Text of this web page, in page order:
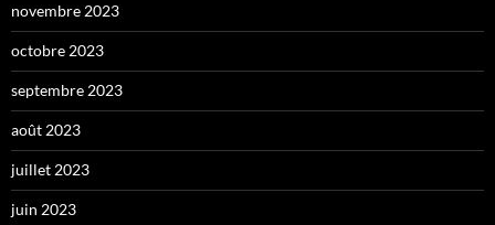
novembre 2023
octobre 2023
septembre 2023
août 2023
juillet 2023
juin 2023